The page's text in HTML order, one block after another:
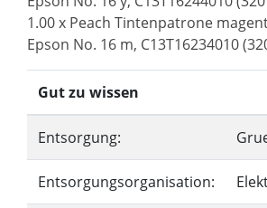
1.00 x Peach Tintenpatrone
Epson No. 16 m, C13T16234010
Gut zu wissen
Entsorgung:
Entsorgungsorganisation: